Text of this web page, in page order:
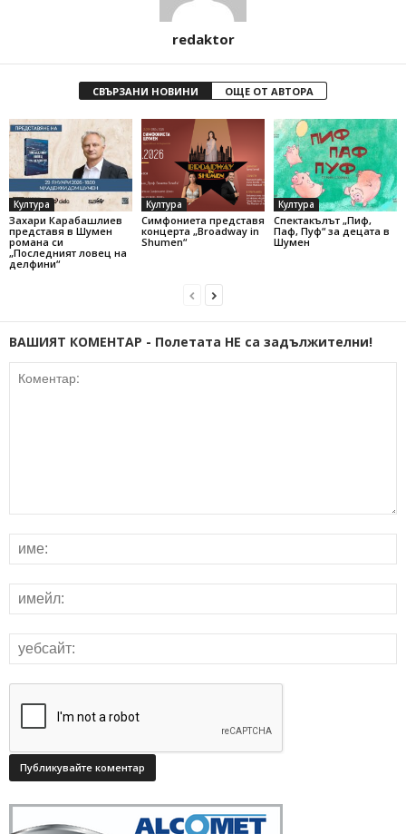
redaktor
СВЪРЗАНИ НОВИНИ ОЩЕ ОТ АВТОРА
Култура
Захари Карабашлиев
представя в Шумен
романа си
„Последният ловец на
делфини“
Култура
Симфониета представя
концерта „Broadway in
Shumen“
Култура
Спектакълът „Пиф,
Паф, Пуф“ за децата в
Шумен
ВАШИЯТ КОМЕНТАР - Полетата НЕ са задължителни!